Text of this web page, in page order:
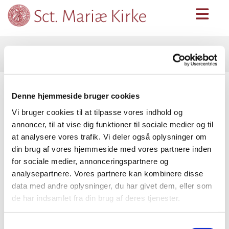
Denne hjemmeside bruger cookies
Vi bruger cookies til at tilpasse vores indhold og
annoncer, til at vise dig funktioner til sociale medier og til
at analysere vores trafik. Vi deler også oplysninger om
din brug af vores hjemmeside med vores partnere inden
for sociale medier, annonceringspartnere og
analysepartnere. Vores partnere kan kombinere disse
data med andre oplysninger, du har givet dem, eller som
de har indsamlet fra din brug af deres tjenester.